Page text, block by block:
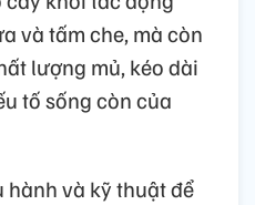
và tấm che, mà còn
lượng mủ, kéo dài
tố sống còn của
hành và kỹ thuật để